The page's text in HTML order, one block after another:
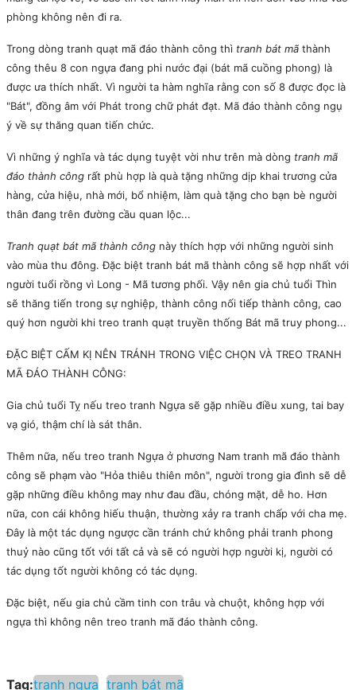
phòng không nên đi ra.
Trong dòng tranh quạt mã đáo thành công thì tranh bát mã thành
công thêu 8 con ngựa đang phi nước đại (bát mã cuồng phong) là
được ưa thích nhất. Vì người ta hàm nghĩa rằng con số 8 được đọc là
"Bát", đồng âm với Phát trong chữ phát đạt. Mã đáo thành công ngụ
ý về sự thăng quan tiến chức.
Vì những ý nghĩa và tác dụng tuyệt vời như trên mà dòng tranh mã
đáo thành công rất phù hợp là quà tặng những dịp khai trương cửa
hàng, cửa hiệu, nhà mới, bổ nhiệm, làm quà tặng cho bạn bè người
thân đang trên đường cầu quan lộc...
Tranh quạt bát mã thành công này thích hợp với những người sinh
vào mùa thu đông. Đặc biệt tranh bát mã thành công sẽ hợp nhất với
người tuổi rồng vì Long - Mã tương phối. Vậy nên gia chủ tuổi Thìn
sẽ thăng tiến trong sự nghiệp, thành công nối tiếp thành công, cao
quý hơn người khi treo tranh quạt truyền thống Bát mã truy phong...
ĐẶC BIỆT CẤM KỊ NÊN TRÁNH TRONG VIỆC CHỌN VÀ TREO TRANH
MÃ ĐÁO THÀNH CÔNG:
Gia chủ tuổi Tỵ nếu treo tranh Ngựa sẽ gặp nhiều điều xung, tai bay
vạ gió, thậm chí là sát thân.
Thêm nữa, nếu treo tranh Ngựa ở phương Nam tranh mã đáo thành
công sẽ phạm vào "Hỏa thiêu thiên môn", người trong gia đình sẽ dễ
gặp những điều không may như đau đầu, chóng mặt, dễ ho. Hơn
nữa, con cái không hiếu thuận, thường xảy ra tranh chấp với cha mẹ.
Đây là một tác dụng ngược cần tránh chứ không phải tranh phong
thuỷ nào cũng tốt với tất cả và sẽ có người hợp người kị, người có
tác dụng tốt người không có tác dụng.
Đặc biệt, nếu gia chủ cầm tinh con trâu và chuột, không hợp với
ngựa thì không nên treo tranh mã đáo thành công.
Tag:tranh ngựa tranh bát mã